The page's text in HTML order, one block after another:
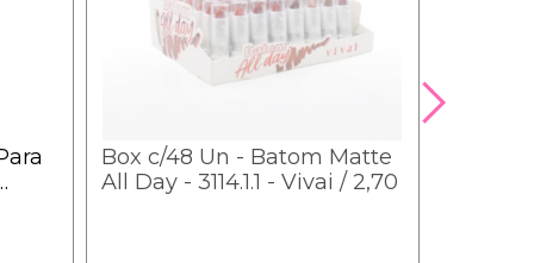
Box c/48 Un - Batom Matte
All Day - 3114.1.1 - Vivai / 2,70